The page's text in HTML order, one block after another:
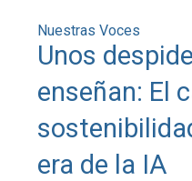
Nuestras Voces
Unos
enseñan: El
era de la IA